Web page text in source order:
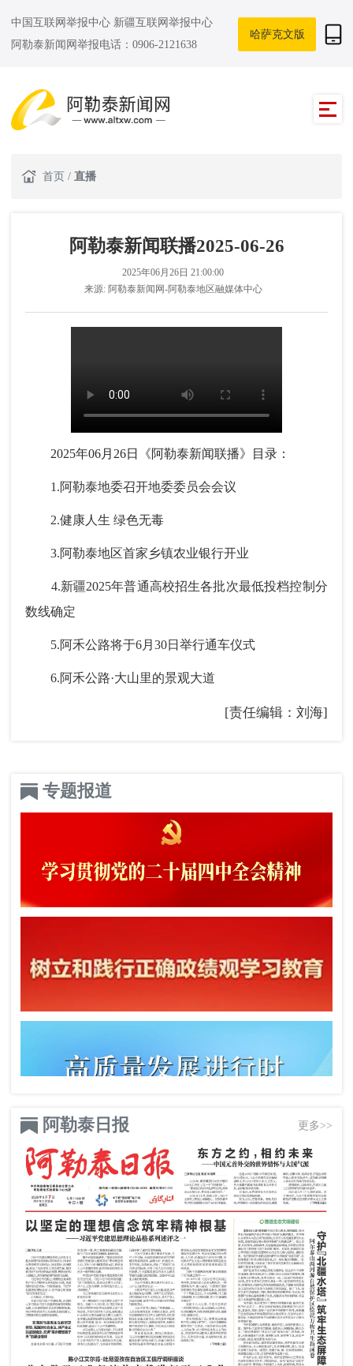
中国互联网举报中心 新疆互联网举报中心
阿勒泰新闻网举报电话：0906-2121638
哈萨克文版
首页 / 直播
阿勒泰新闻联播2025-06-26
2025年06月26日 21:00:00
来源: 阿勒泰新闻网-阿勒泰地区融媒体中心
2025年06月26日《阿勒泰新闻联播》目录：
1.阿勒泰地委召开地委委员会会议
2.健康人生 绿色无毒
3.阿勒泰地区首家乡镇农业银行开业
4.新疆2025年普通高校招生各批次最低投档控制分
数线确定
5.阿禾公路将于6月30日举行通车仪式
6.阿禾公路·大山里的景观大道
[责任编辑：刘海]
专题报道
阿勒泰日报 更多>>